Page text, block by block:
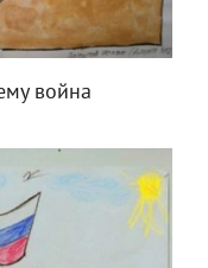
война